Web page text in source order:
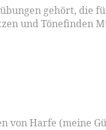
gehört, die
und Tönefinden
von Harfe (meine